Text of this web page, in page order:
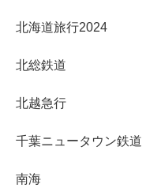
北海道旅行2024
北総鉄道
北越急行
千葉ニュータウン鉄道
南海